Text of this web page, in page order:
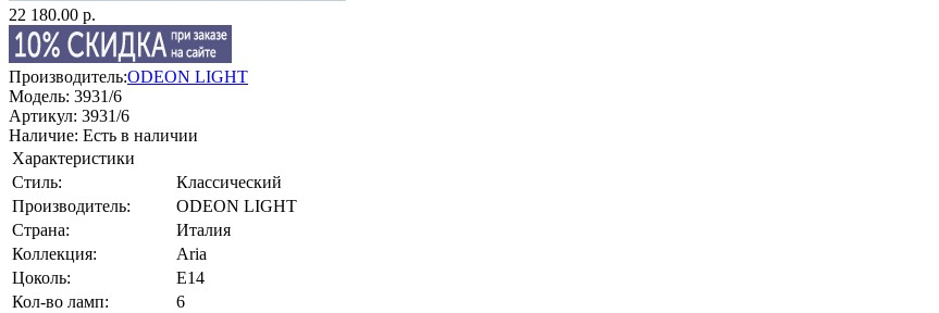
22 180.00 р.
Производитель:ODEON LIGHT
Модель: 3931/6
Артикул: 3931/6
Наличие: Есть в наличии
Характеристики
Стиль:
Классический
Производитель:
ODEON LIGHT
Страна:
Италия
Коллекция:
Aria
Цоколь:
E14
Кол-во ламп:
6